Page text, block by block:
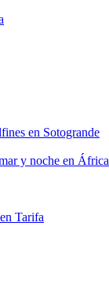
en Sotogrande
y noche en África
Tarifa